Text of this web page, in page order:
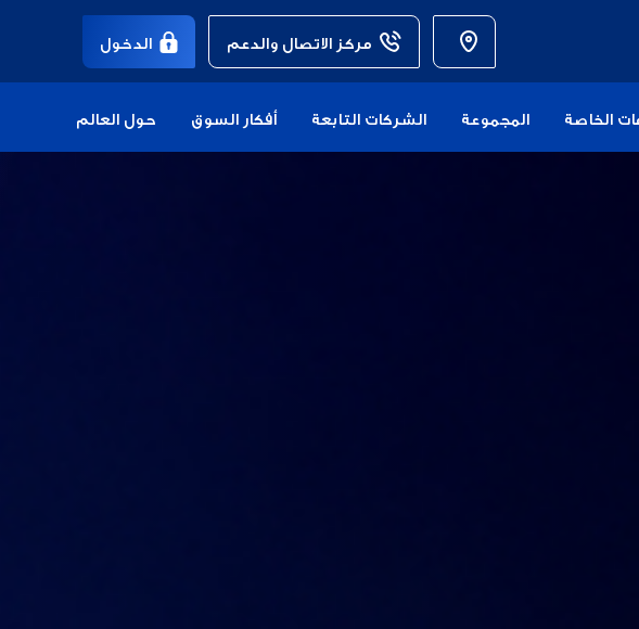
مركز الاتصال والدعم الدخول
الخاصة المجموعة الشركات التابعة أفكار السوق حول العالم